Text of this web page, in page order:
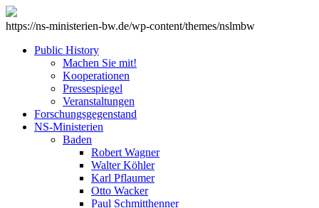
https://ns-ministerien-bw.de/wp-content/themes/nslmbw
Public History
Machen Sie mit!
Kooperationen
Pressespiegel
Veranstaltungen
Forschungsgegenstand
NS-Ministerien
Baden
Robert Wagner
Walter Köhler
Karl Pflaumer
Otto Wacker
Paul Schmitthenner